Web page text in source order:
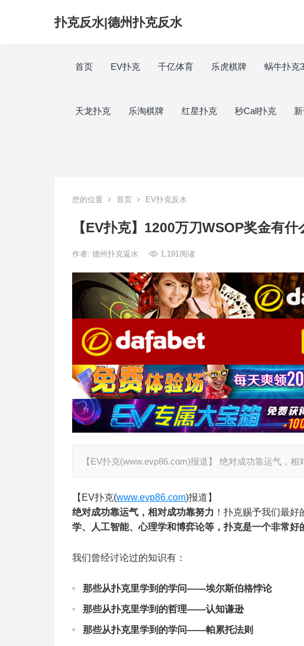
扑克反水|德州扑克反水
首页 EV扑克 千亿体育 乐虎棋牌 蜗牛扑克
天龙扑克 乐淘棋牌 红星扑克 秒Call扑克
您的位置 首页 EV扑克反水
【EV扑克】1200万刀WSOP奖金有
作者: 德州扑克返水 1,191阅读
【EV扑克(www.evp86.com)报道】 绝对成功靠运气，
【EV扑克(www.evp86.com)报道】
绝对成功靠运气，相对成功靠努力 ！扑克赐予我们最好
学、人工智能、心理学和博弈论等，扑克是一个非常好
我们曾经讨论过的知识有：
那些从扑克里学到的学问——埃尔斯伯格悖论
那些从扑克里学到的哲理——认知谦逊
那些从扑克里学到的学问——帕累托法则